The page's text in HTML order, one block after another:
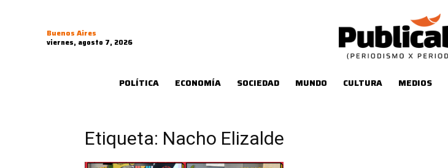
Buenos Aires
viernes, agosto 7, 2026
POLÍTICA ECONOMÍA SOCIEDAD MUNDO CULTURA MEDIOS
Etiqueta: Nacho Elizalde